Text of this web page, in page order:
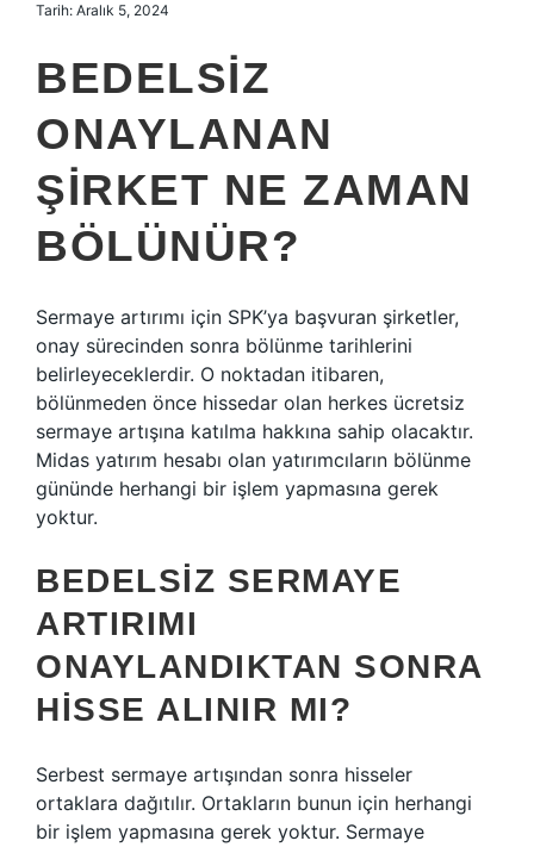
Tarih: Aralık 5, 2024
BEDELSIZ
ONAYLANAN
ŞIRKET NE ZAMAN
BÖLÜNÜR?
Sermaye artırımı için SPK’ya başvuran şirketler,
onay sürecinden sonra bölünme tarihlerini
belirleyeceklerdir. O noktadan itibaren,
bölünmeden önce hissedar olan herkes ücretsiz
sermaye artışına katılma hakkına sahip olacaktır.
Midas yatırım hesabı olan yatırımcıların bölünme
gününde herhangi bir işlem yapmasına gerek
yoktur.
BEDELSIZ SERMAYE
ARTIRIMI
ONAYLANDIKTAN SONRA
HISSE ALINIR MI?
Serbest sermaye artışından sonra hisseler
ortaklara dağıtılır. Ortakların bunun için herhangi
bir işlem yapmasına gerek yoktur. Sermaye